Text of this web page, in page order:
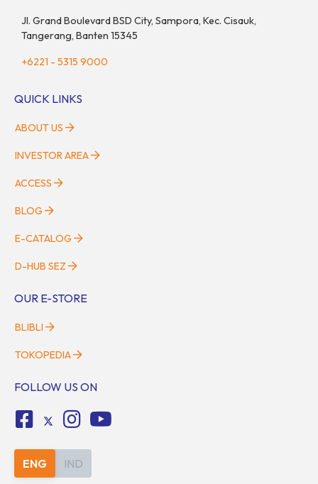
Jl. Grand Boulevard BSD City, Sampora, Kec. Cisauk,
Tangerang, Banten 15345
+6221 - 5315 9000
QUICK LINKS
ABOUT US
INVESTOR AREA
ACCESS
BLOG
E-CATALOG
D-HUB SEZ
OUR E-STORE
BLIBLI
TOKOPEDIA
FOLLOW US ON
ENG IND